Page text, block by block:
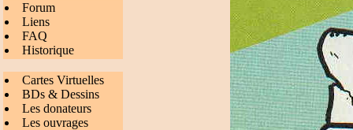
Forum
Liens
FAQ
Historique
Cartes Virtuelles
BDs & Dessins
Les donateurs
Les ouvrages